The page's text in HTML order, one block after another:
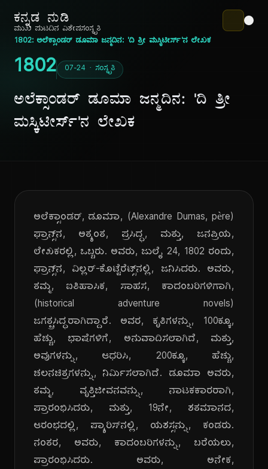
ಕನ್ನಡ ನುಡಿ
ಮುಖ ಪುಟದಿನ ವಿಶೇಷಸಂಸ್ಕೃತಿ
1802: ಅಲೆಕ್ಸಾಂಡರ್ ಡೂಮಾ ಜನ್ಮದಿನ: 'ದಿ ತ್ರೀ ಮಸ್ಕಿಟೀರ್ಸ್'ನ ಲೇಖಕ
1802 07-24 · ಸಂಸ್ಕೃತಿ
ಅಲೆಕ್ಸಾಂಡರ್ ಡೂಮಾ ಜನ್ಮದಿನ: 'ದಿ ತ್ರೀ
ಮಸ್ಕಿಟೀರ್ಸ್'ನ ಲೇಖಕ
ಅಲೆಕ್ಸಾಂಡರ್, ಡೂಮಾ, (Alexandre Dumas, père)
ಫ್ರಾನ್ಸ್‌ನ, ಅತ್ಯಂತ, ಪ್ರಸಿದ್ಧ, ಮತ್ತು, ಜನಪ್ರಿಯ,
ಲೇಖಕರಲ್ಲಿ, ಒಬ್ಬರು. ಅವರು, ಜುಲೈ 24, 1802 ರಂದು,
ಫ್ರಾನ್ಸ್‌ನ, ವಿಲ್ಲರ್-ಕೊಟ್ಟೆರೆಟ್ಸ್‌ನಲ್ಲಿ, ಜನಿಸಿದರು. ಅವರು,
ತಮ್ಮ, ಐತಿಹಾಸಿಕ, ಸಾಹಸ, ಕಾದಂಬರಿಗಳಿಗಾಗಿ,
(historical adventure novels)
ಜಗತ್ಪ್ರಸಿದ್ಧರಾಗಿದ್ದಾರೆ. ಅವರ, ಕೃತಿಗಳನ್ನು, 100ಕ್ಕೂ,
ಹೆಚ್ಚು, ಭಾಷೆಗಳಿಗೆ, ಅನುವಾದಿಸಲಾಗಿದೆ, ಮತ್ತು,
ಅವುಗಳನ್ನು, ಆಧರಿಸಿ, 200ಕ್ಕೂ, ಹೆಚ್ಚು,
ಚಲನಚಿತ್ರಗಳನ್ನು, ನಿರ್ಮಿಸಲಾಗಿದೆ. ಡೂಮಾ ಅವರು,
ತಮ್ಮ, ವೃತ್ತಿಜೀವನವನ್ನು, ನಾಟಕಕಾರರಾಗಿ,
ಪ್ರಾರಂಭಿಸಿದರು, ಮತ್ತು, 19ನೇ, ಶತಮಾನದ,
ಆರಂಭದಲ್ಲಿ, ಪ್ಯಾರಿಸ್‌ನಲ್ಲಿ, ಯಶಸ್ಸನ್ನು, ಕಂಡರು.
ನಂತರ, ಅವರು, ಕಾದಂಬರಿಗಳನ್ನು, ಬರೆಯಲು,
ಪ್ರಾರಂಭಿಸಿದರು. ಅವರು, ಅನೇಕ,